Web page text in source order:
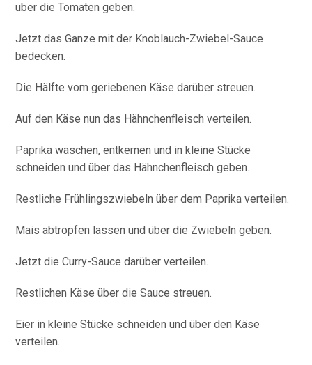
über die Tomaten geben.
Jetzt das Ganze mit der Knoblauch-Zwiebel-Sauce
bedecken.
Die Hälfte vom geriebenen Käse darüber streuen.
Auf den Käse nun das Hähnchenfleisch verteilen.
Paprika waschen, entkernen und in kleine Stücke
schneiden und über das Hähnchenfleisch geben.
Restliche Frühlingszwiebeln über dem Paprika verteilen.
Mais abtropfen lassen und über die Zwiebeln geben.
Jetzt die Curry-Sauce darüber verteilen.
Restlichen Käse über die Sauce streuen.
Eier in kleine Stücke schneiden und über den Käse
verteilen.